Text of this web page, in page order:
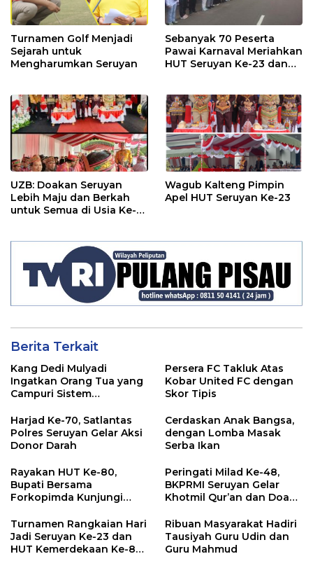
Turnamen Golf Menjadi
Sejarah untuk
Mengharumkan Seruyan
Sebanyak 70 Peserta
Pawai Karnaval Meriahkan
HUT Seruyan Ke-23 dan
UZB: Doakan Seruyan
Lebih Maju dan Berkah
untuk Semua di Usia Ke-
Wagub Kalteng Pimpin
Apel HUT Seruyan Ke-23
Berita Terkait
Kang Dedi Mulyadi
Ingatkan Orang Tua yang
Campuri Sistem
Antara Hak, Batas, dan
Etika Hukum Pendidikan
Persera FC Takluk Atas
Kobar United FC dengan
Skor Tipis
Harjad Ke-70, Satlantas
Polres Seruyan Gelar Aksi
Donor Darah
Cerdaskan Anak Bangsa,
dengan Lomba Masak
Serba Ikan
Rayakan HUT Ke-80,
Bupati Bersama
Forkopimda Kunjungi
Peringati Milad Ke-48,
BKPRMI Seruyan Gelar
Khotmil Qur’an dan Doa
Turnamen Rangkaian Hari
Jadi Seruyan Ke-23 dan
HUT Kemerdekaan Ke-80
Ribuan Masyarakat Hadiri
Tausiyah Guru Udin dan
Guru Mahmud